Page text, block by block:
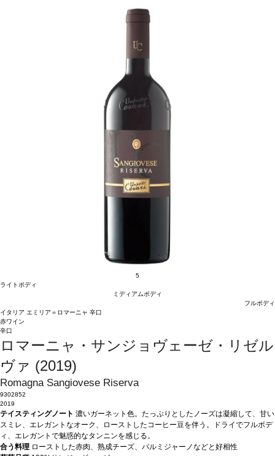
5
ライトボディ
ミディアムボディ
フルボディ
イタリア エミリア＝ロマーニャ 辛口
赤ワイン
辛口
ロマーニャ・サンジョヴェーゼ・リゼル
ヴァ (2019)
Romagna Sangiovese Riserva
9302852
2019
テイスティングノート 濃いガーネット色。たっぷりとしたノーズは凝縮して、甘い
スミレ、エレガントなオーク、ローストしたコーヒー豆を伴う。ドライでフルボデ
ィ、エレガントで魅惑的なタンニンを感じる。
合う料理 ローストした赤肉、熟成チーズ、パルミジャーノなどと好相性